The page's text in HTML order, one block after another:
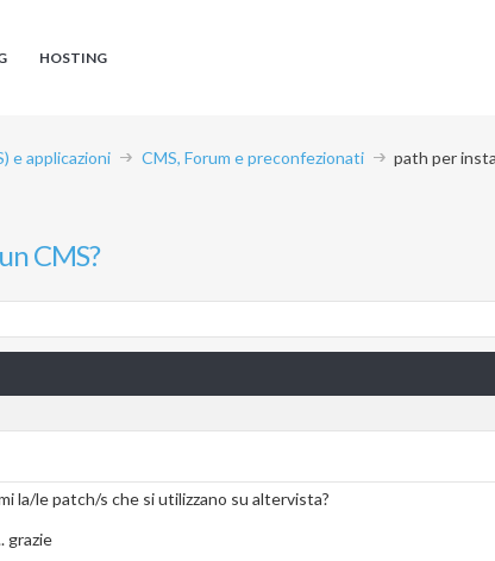
HOSTING
e applicazioni CMS, Forum e preconfezionati path per
CMS?
la/le patch/s che si utilizzano su altervista?
grazie